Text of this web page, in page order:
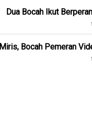
Dua Bocah Ikut
Miris, Bocah Pemeran